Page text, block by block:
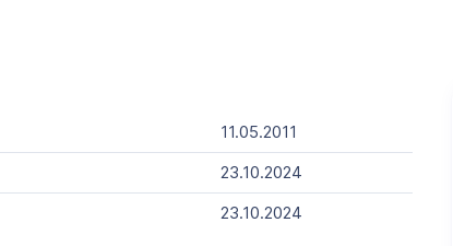
11.05.2011
23.10.2024
23.10.2024